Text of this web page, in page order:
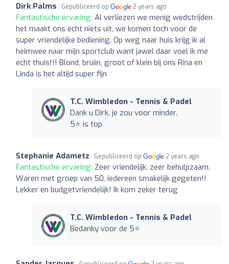
Dirk Palms Gepubliceerd op 2 years ago
Fantastische ervaring: Al verliezen we menig wedstrijden
het maakt ons echt niets uit, we komen toch voor de
super vriendelijke bediening. Op weg naar huis krijg ik al
heimwee naar mijn sportclub want jawel daar voel ik me
echt thuis!!! Blond, bruiin, groot of klein bij ons Rina en
Linda is het altijd super fijn
T.C. Wimbledon - Tennis & Padel
Dank u Dirk, je zou voor minder.
5⭐️ is top
Stephanie Adametz Gepubliceerd op 2 years ago
Fantastische ervaring: Zeer vriendelijk, zeer behulpzaam.
Waren met groep van 50, iedereen smakelijk gegeten!!
Lekker en budgetvriendelijk! Ik kom zeker terug
T.C. Wimbledon - Tennis & Padel
Bedanky voor de 5⭐️